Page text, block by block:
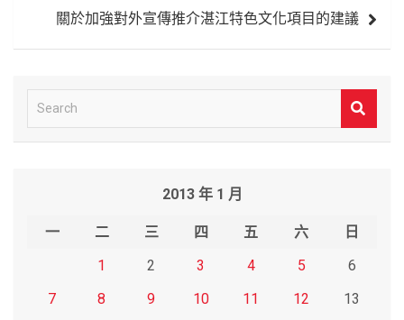
關於加強對外宣傳推介湛江特色文化項目的建議
e
2013 年 1 月
一 二 三 四 五 六
日
1
2 3 4 5
6
7
8 9 10 11 12
13